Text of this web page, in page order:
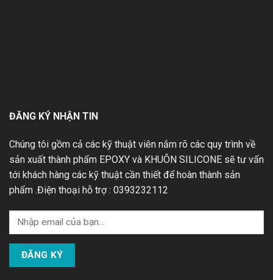
ĐĂNG KÝ NHẬN TIN
Chúng tôi gồm cả các kỹ thuật viên nắm rõ các quy trình về
sản xuất thành phẩm EPOXY và KHUÔN SILICONE sẽ tư vấn
tới khách hàng các kỹ thuật cần thiết để hoàn thành sản
phẩm .Điện thoại hỗ trợ : 0393232112